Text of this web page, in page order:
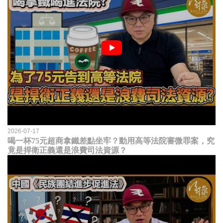
2026-07-17
喝一杯75元超商拿鐵差點坐牢？動用高等法院審微罪案，究
竟是捍衛正義還是浪費司法資源？